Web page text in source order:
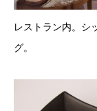
レストラン内。シ
グ。